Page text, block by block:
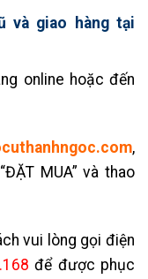
và giao hàng tại
online hoặc đến
,
MUA” và thao
vui lòng gọi điện
để được phục